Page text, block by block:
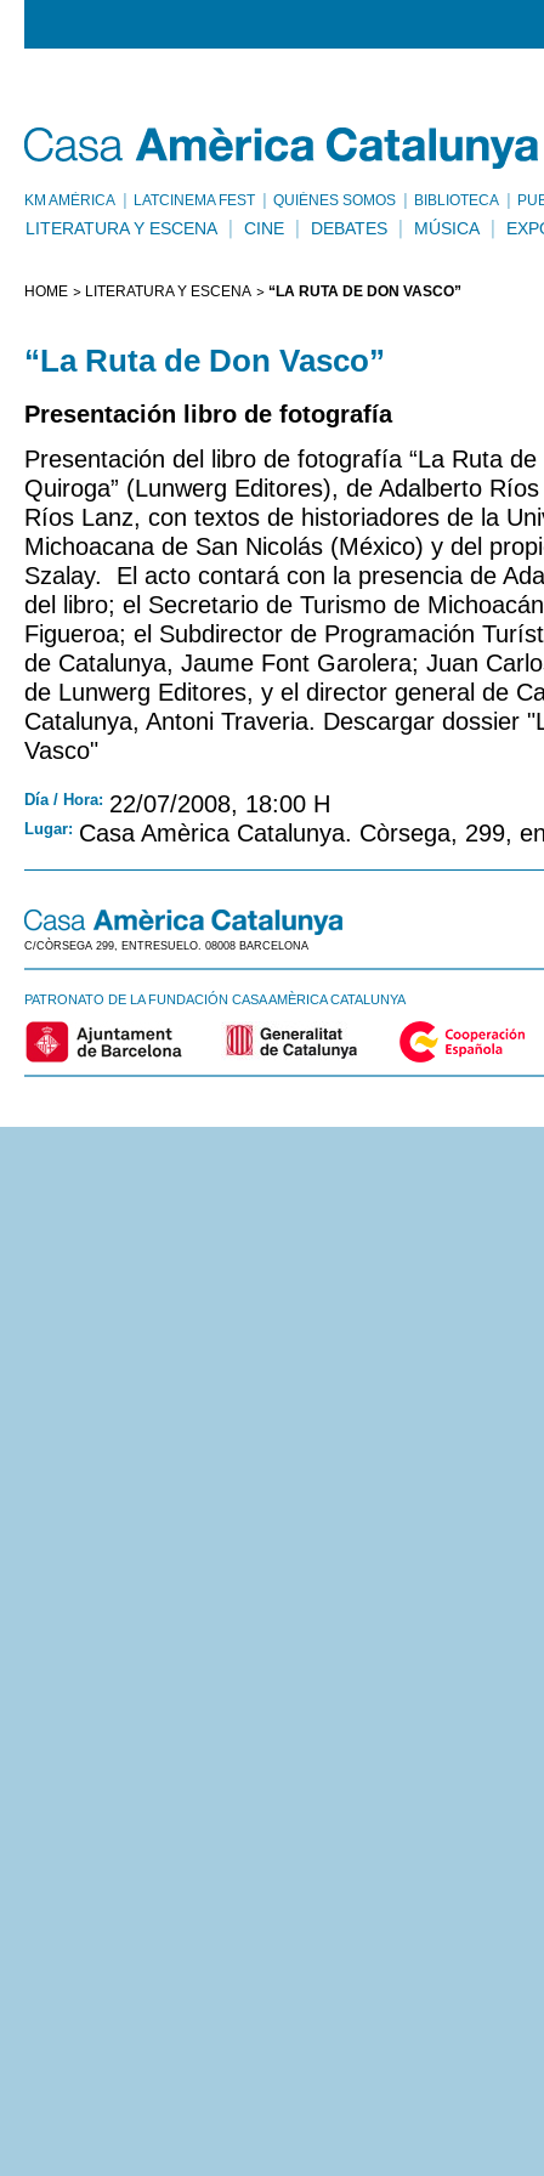
KM AMÈRICA LATCINEMA FEST QUIÉNES SOMOS BIBLIOTECA
LITERATURA Y ESCENA CINE DEBATES MÚSICA
HOME LITERATURA Y ESCENA “LA RUTA DE DON VASCO”
“La Ruta de Don Vasco”
Presentación libro de fotografía
Presentación del libro de fotografía “La Ruta
Quiroga” (Lunwerg Editores), de Adalberto
Ríos Lanz, con textos de historiadores de la
Michoacana de San Nicolás (México) y del
Szalay. El acto contará con la presencia de
del libro; el Secretario de Turismo de
Figueroa; el Subdirector de Programación
de Catalunya, Jaume Font Garolera; Juan
de Lunwerg Editores, y el director general de
Catalunya, Antoni Traveria. Descargar dossier
Vasco"
Día / Hora: 22/07/2008, 18:00 H
Lugar: Casa Amèrica Catalunya. Còrsega, 299,
C/CÒRSEGA 299, ENTRESUELO. 08008 BARCELONA
PATRONATO DE LA FUNDACIÓN CASA AMÈRICA CATALUNYA